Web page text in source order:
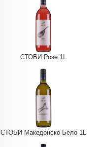
СТОБИ Розе 1L
СТОБИ Македонско Бело 1L